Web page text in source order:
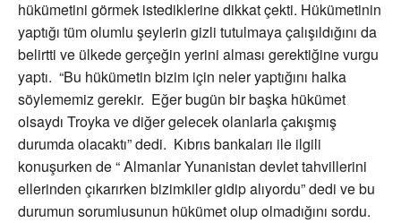
hükümetini görmek istediklerine dikkat çekti. Hükümetinin
yaptığı tüm olumlu şeylerin gizli tutulmaya çalışıldığını da
belirtti ve ülkede gerçeğin yerini alması gerektiğine vurgu
yaptı. “Bu hükümetin bizim için neler yaptığını halka
söylememiz gerekir. Eğer bugün bir başka hükümet
olsaydı Troyka ve diğer gelecek olanlarla çakışmış
durumda olacaktı” dedi. Kıbrıs bankaları ile ilgili
konuşurken de “ Almanlar Yunanistan devlet tahvillerini
ellerinden çıkarırken bizimkiler gidip alıyordu” dedi ve bu
durumun sorumlusunun hükümet olup olmadığını sordu.